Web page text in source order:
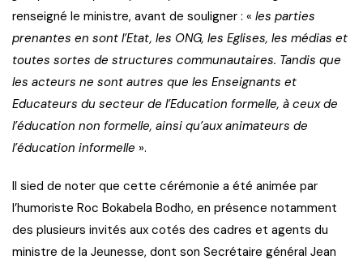
renseigné le ministre, avant de souligner : « les parties
prenantes en sont l’Etat, les ONG, les Eglises, les médias et
toutes sortes de structures communautaires. Tandis que
les acteurs ne sont autres que les Enseignants et
Educateurs du secteur de l’Education formelle, à ceux de
l’éducation non formelle, ainsi qu’aux animateurs de
l’éducation informelle ».
Il sied de noter que cette cérémonie a été animée par
l’humoriste Roc Bokabela Bodho, en présence notamment
des plusieurs invités aux cotés des cadres et agents du
ministre de la Jeunesse, dont son Secrétaire général Jean